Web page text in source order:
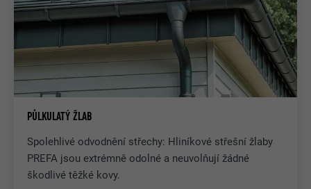
PŮLKULATÝ ŽLAB
Spolehlivé odvodnění střechy: Hliníkové střešní žlaby
PREFA jsou extrémně odolné a neuvolňují žádné
škodlivé těžké kovy.